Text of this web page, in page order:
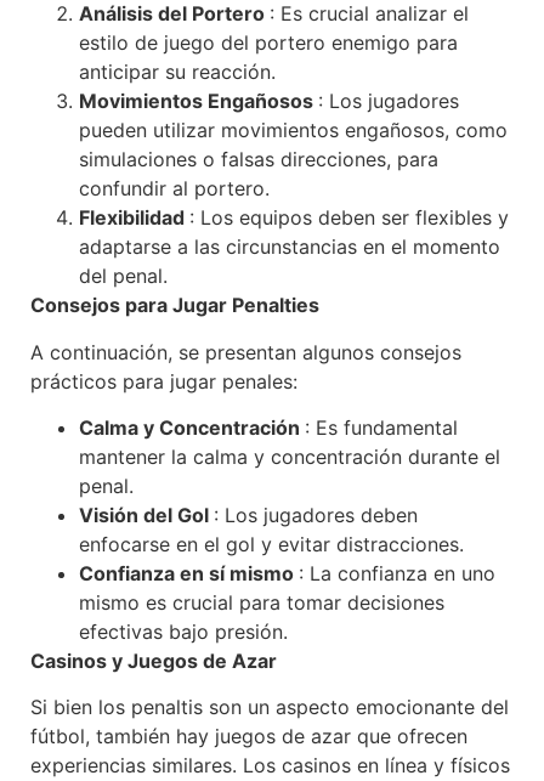
Análisis del Portero : Es crucial analizar el
estilo de juego del portero enemigo para
anticipar su reacción.
Movimientos Engañosos : Los jugadores
pueden utilizar movimientos engañosos, como
simulaciones o falsas direcciones, para
confundir al portero.
Flexibilidad : Los equipos deben ser flexibles y
adaptarse a las circunstancias en el momento
del penal.
Consejos para Jugar Penalties
A continuación, se presentan algunos consejos
prácticos para jugar penales:
Calma y Concentración : Es fundamental
mantener la calma y concentración durante el
penal.
Visión del Gol : Los jugadores deben
enfocarse en el gol y evitar distracciones.
Confianza en sí mismo : La confianza en uno
mismo es crucial para tomar decisiones
efectivas bajo presión.
Casinos y Juegos de Azar
Si bien los penaltis son un aspecto emocionante del
fútbol, también hay juegos de azar que ofrecen
experiencias similares. Los casinos en línea y físicos